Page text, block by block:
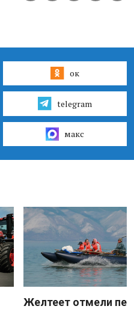
ок
telegram
макс
Желтеет отмели